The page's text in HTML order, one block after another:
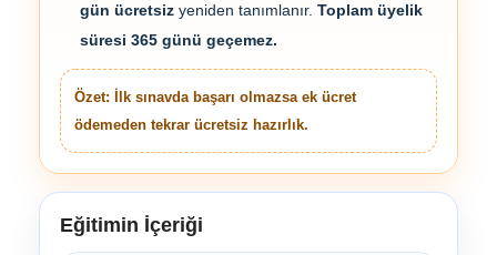
gün ücretsiz yeniden tanımlanır. Toplam üyelik
süresi 365 günü geçemez.
Özet: İlk sınavda başarı olmazsa ek ücret
ödemeden tekrar ücretsiz hazırlık.
Eğitimin İçeriği